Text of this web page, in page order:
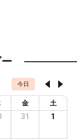
今日
金 土
31 1